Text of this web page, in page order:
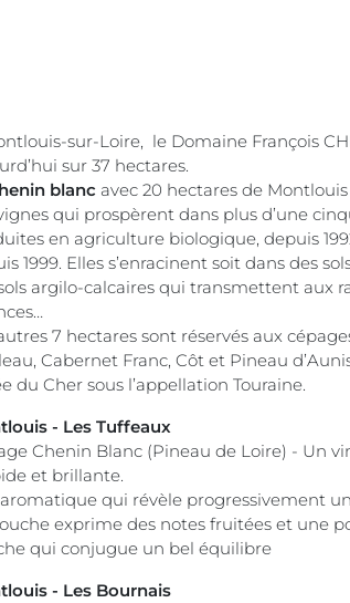
sur-Loire, le Domaine François
sur 37 hectares.
blanc avec 20 hectares de
qui prospèrent dans plus d’une
en agriculture biologique, depuis
1999. Elles s’enracinent soit dans des
argilo-calcaires qui transmettent aux
7 hectares sont réservés aux
Cabernet Franc, Côt et Pineau
du Cher sous l’appellation Touraine.
- Les Tuffeaux
Chenin Blanc (Pineau de Loire) - Un
et brillante.
qui révèle progressivement
exprime des notes fruitées et une
qui conjugue un bel équilibre
- Les Bournais